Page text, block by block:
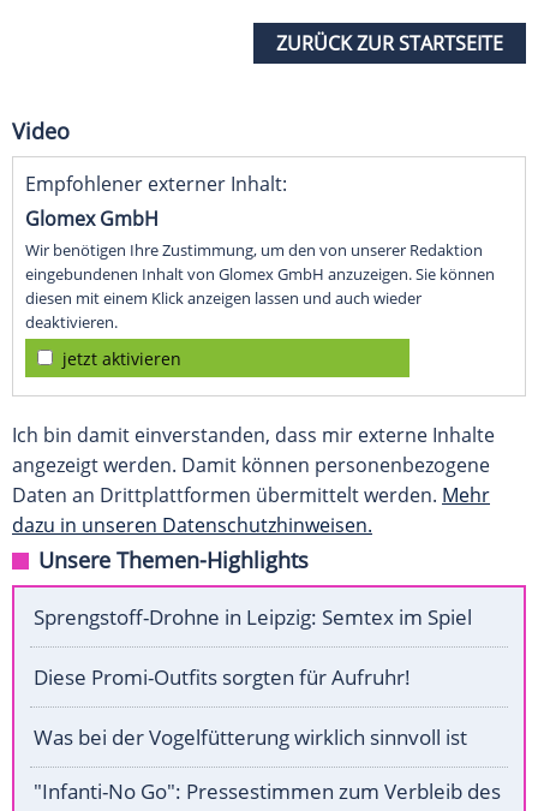
ZURÜCK ZUR STARTSEITE
Video
Empfohlener externer Inhalt:
Glomex GmbH
Wir benötigen Ihre Zustimmung, um den von unserer Redaktion
eingebundenen Inhalt von Glomex GmbH anzuzeigen. Sie können
diesen mit einem Klick anzeigen lassen und auch wieder
deaktivieren.
jetzt aktivieren
Ich bin damit einverstanden, dass mir externe Inhalte
angezeigt werden. Damit können personenbezogene
Daten an Drittplattformen übermittelt werden. Mehr
dazu in unseren Datenschutzhinweisen.
Unsere Themen-Highlights
Sprengstoff-Drohne in Leipzig: Semtex im Spiel
Diese Promi-Outfits sorgten für Aufruhr!
Was bei der Vogelfütterung wirklich sinnvoll ist
"Infanti-No Go": Pressestimmen zum Verbleib des